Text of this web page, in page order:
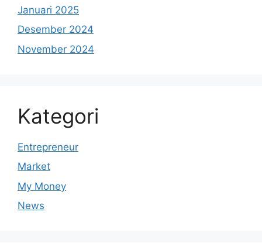
Januari 2025
Desember 2024
November 2024
Kategori
Entrepreneur
Market
My Money
News